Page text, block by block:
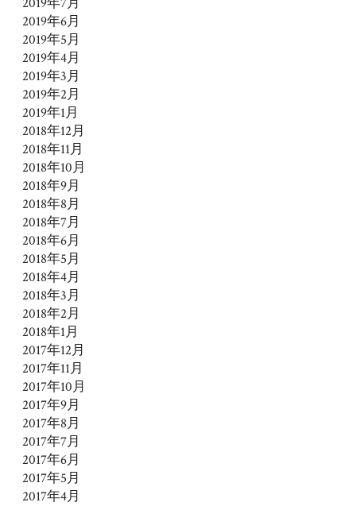
2019年6月
2019年5月
2019年4月
2019年3月
2019年2月
2019年1月
2018年12月
2018年11月
2018年10月
2018年9月
2018年8月
2018年7月
2018年6月
2018年5月
2018年4月
2018年3月
2018年2月
2018年1月
2017年12月
2017年11月
2017年10月
2017年9月
2017年8月
2017年7月
2017年6月
2017年5月
2017年4月